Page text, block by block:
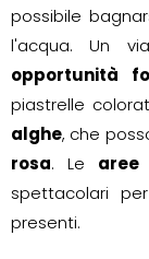
possibile
l'acqua. Un
opportunità
piastrelle
alghe, che
rosa. Le aree
spettacolari
presenti.